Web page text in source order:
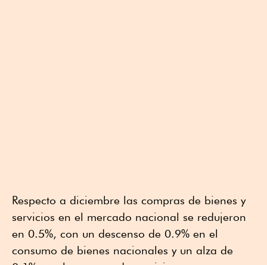
Respecto a diciembre las compras de bienes y
servicios en el mercado nacional se redujeron
en 0.5%, con un descenso de 0.9% en el
consumo de bienes nacionales y un alza de